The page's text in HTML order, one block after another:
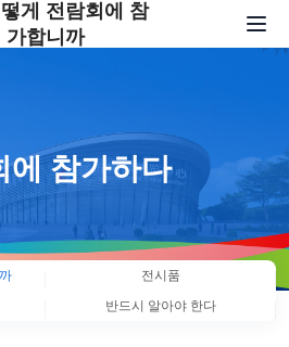
게 전람회에 참
가합니까
서비스
뉴스 센터
부대행사
에 참가하다
전시품
반드시 알아야 한다